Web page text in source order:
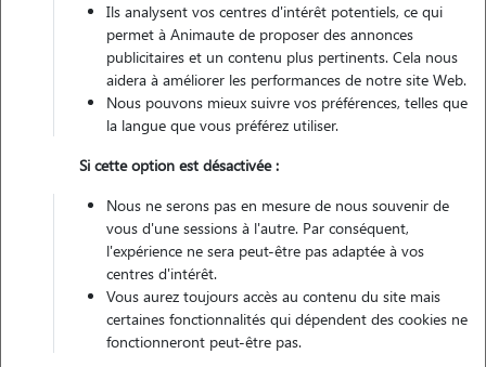
Garde animaux France Bretagne
Cotes-d'Armor
Pas encore de petsitters disponibles
Toutes nos petsitters à Plaintel
Tous les promeneurs de chiens à Plaintel
Tous les cat sitters à Plaintel
Tous les dog sitters à Plaintel
Ils analysent vos centres d'intérêt potentiels, ce qui
permet à Animaute de proposer des annonces
publicitaires et un contenu plus pertinents. Cela nous
aidera à améliorer les performances de notre site Web.
Nous pouvons mieux suivre vos préférences, telles que
la langue que vous préférez utiliser.
Si cette option est désactivée :
Nous ne serons pas en mesure de nous souvenir de
vous d'une sessions à l'autre. Par conséquent,
l'expérience ne sera peut-être pas adaptée à vos
centres d'intérêt.
Vous aurez toujours accès au contenu du site mais
certaines fonctionnalités qui dépendent des cookies ne
fonctionneront peut-être pas.